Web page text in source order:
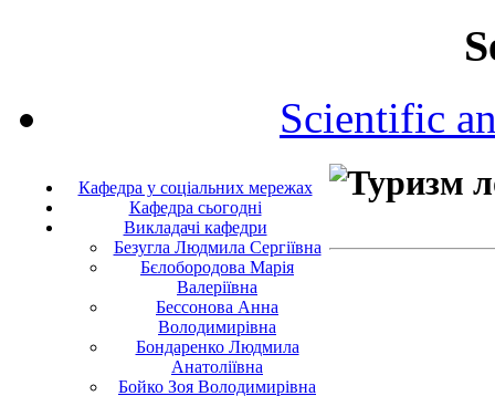
Scientific
Кафедра у соціальних мережах
Кафедра сьогодні
Викладачі кафедри
Безугла Людмила Сергіївна
Бєлобородова Марія
Валеріївна
Бессонова Анна
Володимирівна
Бондаренко Людмила
Анатоліївна
Бойко Зоя Володимирівна